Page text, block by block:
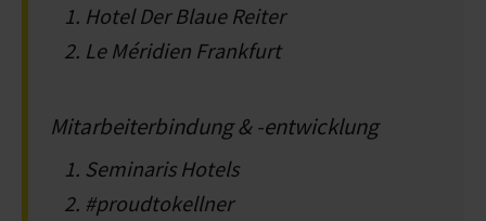
Hotel Der Blaue Reiter
Le Méridien Frankfurt
Mitarbeiterbindung & -entwicklung
Seminaris Hotels
#proudtokellner